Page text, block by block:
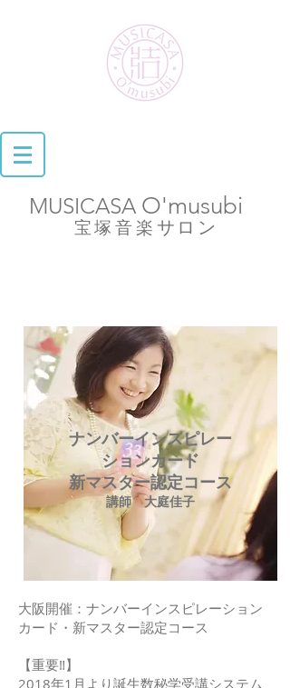
MUSICASA O'musubi
宝塚音楽 サロン
ナンバーインスピレー
ションカード
新マスター認定コース
講師 大庭佳子
大阪開催：ナンバーインスピレーション
カード・新マスター認定コース
【重要‼️】
2018年1月より誕生数秘学受講システム